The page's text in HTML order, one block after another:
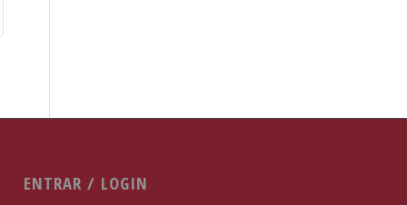
ENTRAR / LOGIN